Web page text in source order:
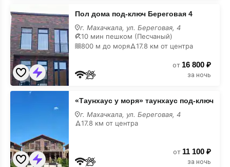
дома
под-
ключ
Береговая
4
недорого
Пол дома под-ключ Береговая 4
г. Махачкала, ул. Береговая, 4
10 мин пешком (Песчаный)
800 м до моря
17.8 км от центра
от 16 800 ₽
за ночь
«Таунхаус
недорого
«Таунхаус у моря» таунхаус под-ключ
г. Махачкала, ул. Береговая, 4
17.8 км от центра
от 11 100 ₽
за ночь